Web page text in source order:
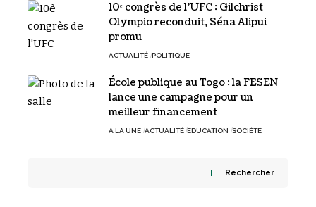
10ᵉ congrès de l’UFC : Gilchrist
Olympio reconduit, Séna Alipui
promu
ACTUALITÉ POLITIQUE
École publique au Togo : la FESEN
lance une campagne pour un
meilleur financement
A LA UNE ACTUALITÉ EDUCATION SOCIÉTÉ
Rechercher